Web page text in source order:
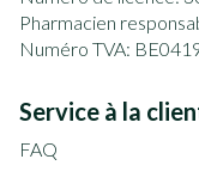
Pharmacien
Numéro TVA:
Service à la
FAQ